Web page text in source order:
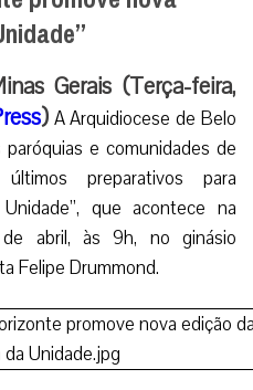
Gerais (Terça-feira,
)A Arquidiocese de Belo
e comunidades de
preparativos para
que acontece na
abril, às 9h, no ginásio
Felipe Drummond.